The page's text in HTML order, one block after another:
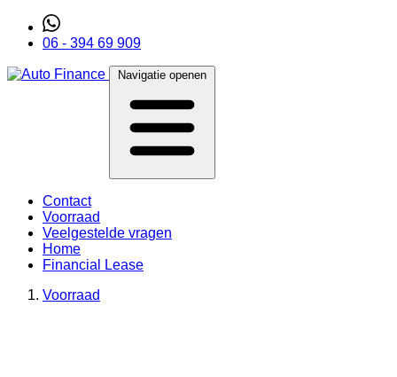
06 - 394 69 909
Navigatie openen
Contact
Voorraad
Veelgestelde vragen
Home
Financial Lease
Voorraad